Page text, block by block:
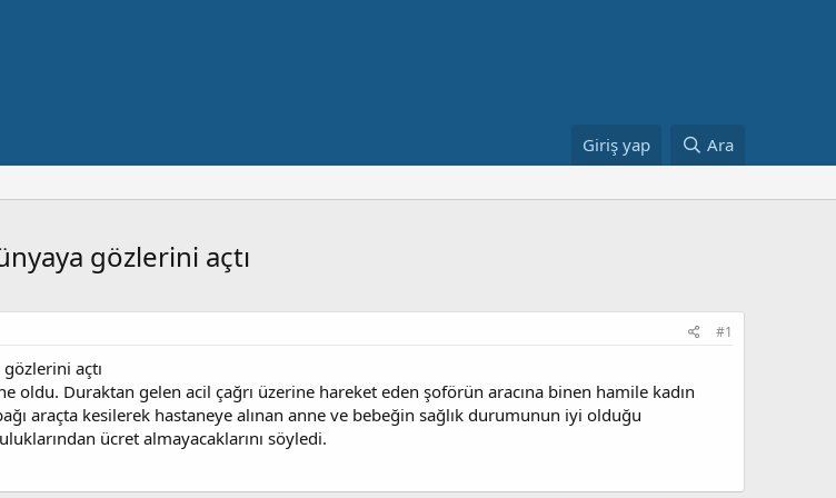
Giriş yap Ara
gözlerini açtı
#1
açtı
oldu. Duraktan gelen acil çağrı üzerine hareket eden şoförün aracına binen hamile kadın
araçta kesilerek hastaneye alınan anne ve bebeğin sağlık durumunun iyi olduğu
ücret almayacaklarını söyledi.